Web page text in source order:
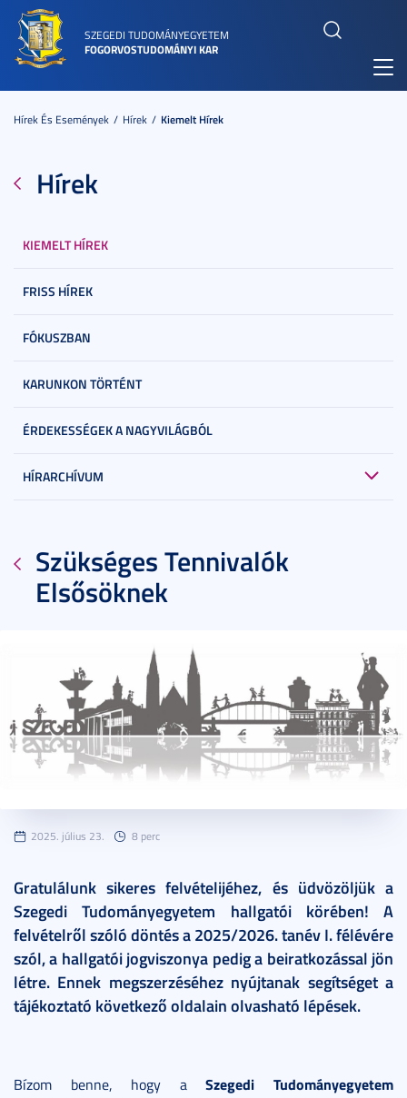
SZEGEDI TUDOMÁNYEGYETEM
FOGORVOSTUDOMÁNYI KAR
Hírek És Események Hírek Kiemelt Hírek
Hírek
KIEMELT HÍREK
FRISS HÍREK
FÓKUSZBAN
KARUNKON TÖRTÉNT
ÉRDEKESSÉGEK A NAGYVILÁGBÓL
HÍRARCHÍVUM
Szükséges Tennivalók
Elsősöknek
2025. július 23. 8 perc
Gratulálunk sikeres felvételijéhez, és üdvözöljük a
Szegedi Tudományegyetem hallgatói körében! A
felvételről szóló döntés a 2025/2026. tanév I. félévére
szól, a hallgatói jogviszonya pedig a beiratkozással jön
létre. Ennek megszerzéséhez nyújtanak segítséget a
tájékoztató következő oldalain olvasható lépések.
Bízom benne, hogy aSzegedi Tudományegyetem